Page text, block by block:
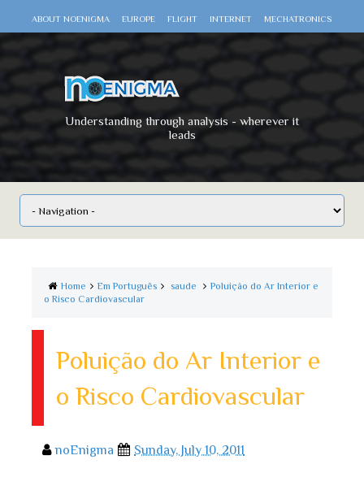
ABOUT NOENIGMA EUROPE FLIGHT INTERNET MECHATRONICS
Understanding through analysis - wherever it
leads
Home Em Português saude
Poluição do Ar Interior e
o Risco Cardiovascular
Poluição do Ar Interior e
o Risco Cardiovascular
noEnigma Sunday, July 10, 2011